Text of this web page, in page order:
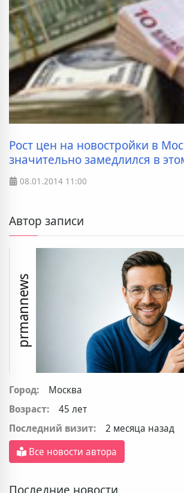
Рост цен на новостройки в
значительно замедлился в
08.01.2014 11:00
Автор записи
prmannews
Город:
Москва
Возраст:
45 лет
Последний визит:
2 месяца назад
Все новости автора
Последние новости